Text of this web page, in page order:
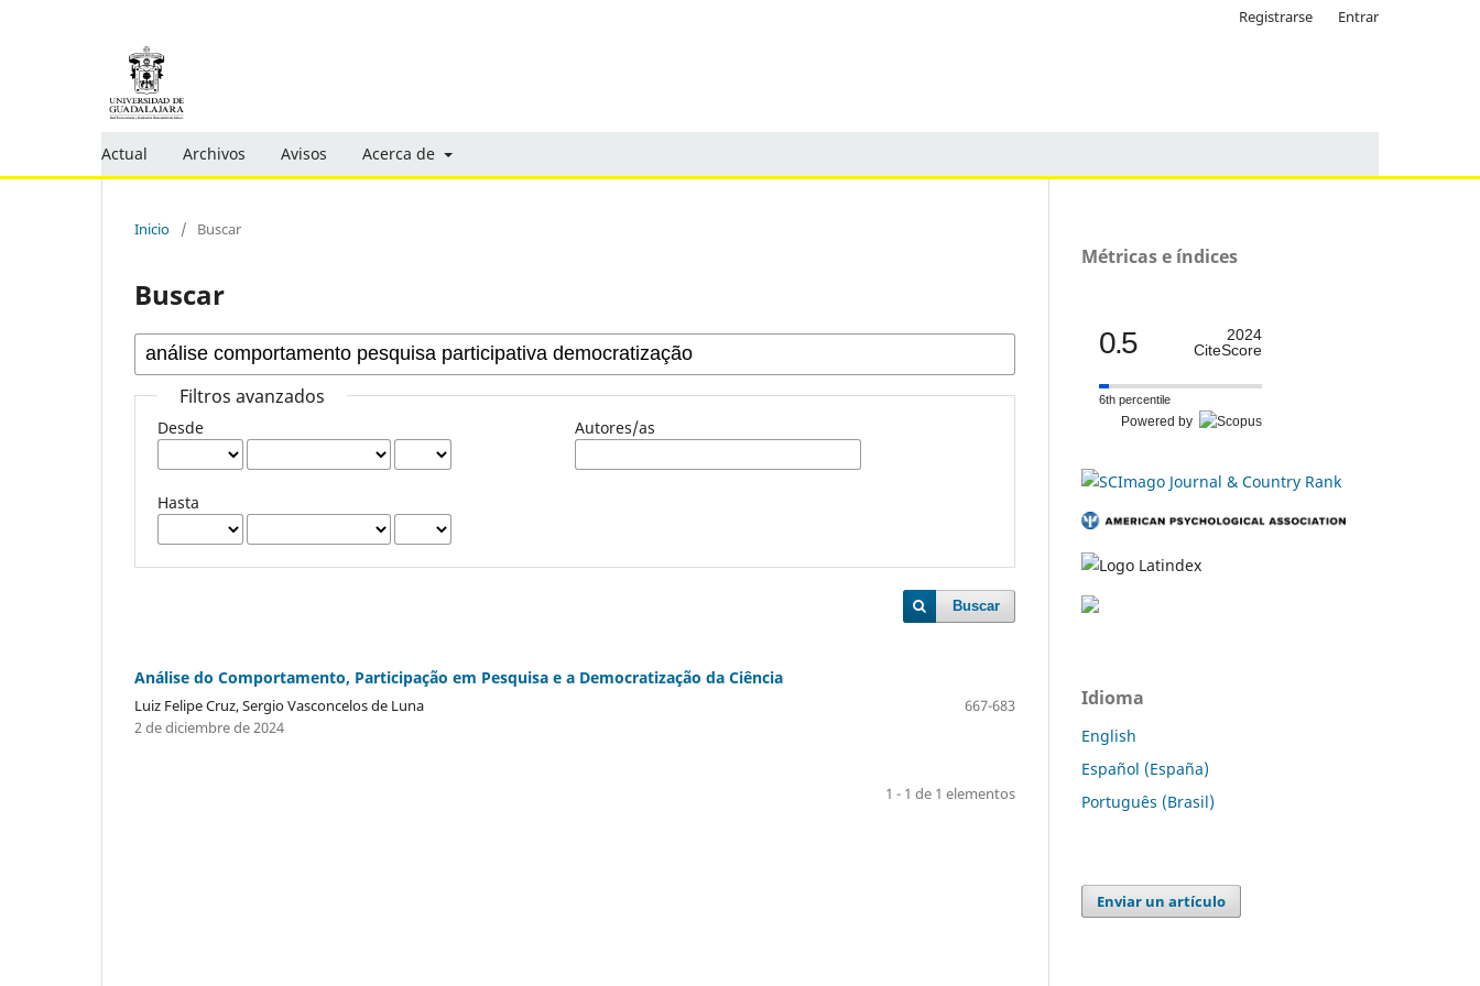
Actual Archivos Avisos Acerca de
Registrarse Entrar
Inicio / Buscar
Buscar
Filtros avanzados
Desde
Hasta
Autores/as
Buscar
Análise do Comportamento, Participação em Pesquisa e a Democratização da Ciência
Luiz Felipe Cruz, Sergio Vasconcelos de Luna
667-683
2 de diciembre de 2024
1 - 1 de 1 elementos
Métricas e índices
0.5
2024
CiteScore
6th percentile
Powered by
Idioma
English
Español (España)
Português (Brasil)
Enviar un artículo